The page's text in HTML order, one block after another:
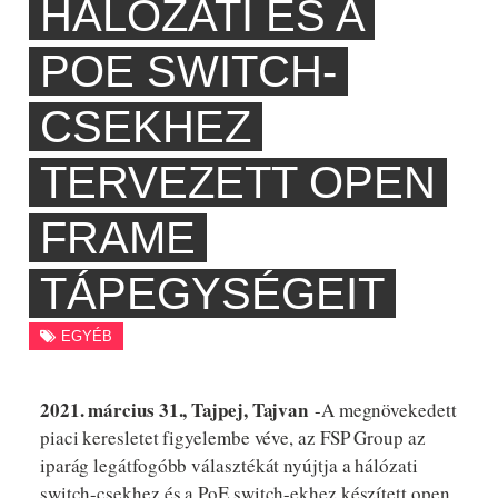
HÁLÓZATI ÉS A
POE SWITCH-
CSEKHEZ
TERVEZETT OPEN
FRAME
TÁPEGYSÉGEIT
EGYÉB
2021. március 31., Tajpej, Tajvan -A megnövekedett
piaci keresletet figyelembe véve, az FSP Group az
iparág legátfogóbb választékát nyújtja a hálózati